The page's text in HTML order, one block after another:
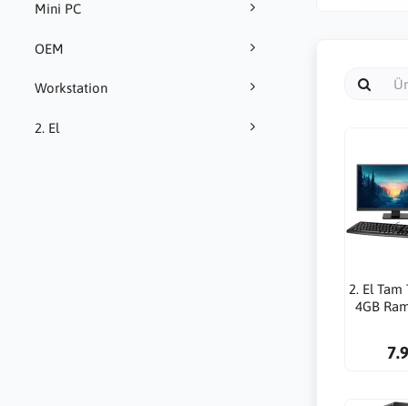
Mini PC
OEM
Workstation
2. El
2. El Tam
4GB